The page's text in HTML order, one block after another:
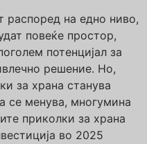
распоред на едно ниво,
повеќе простор,
потенцијал за
решение. Но,
за храна станува
се менува, многумина
приколки за храна
во 2025